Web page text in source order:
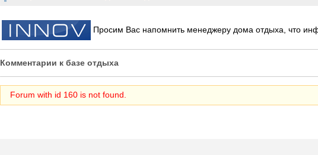
Просим Вас напомнить менеджеру дома отдыха, что
Комментарии к базе отдыха
Forum with id 160 is not found.